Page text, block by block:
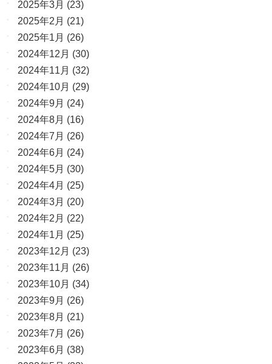
2025年3月 (23)
2025年2月 (21)
2025年1月 (26)
2024年12月 (30)
2024年11月 (32)
2024年10月 (29)
2024年9月 (24)
2024年8月 (16)
2024年7月 (26)
2024年6月 (24)
2024年5月 (30)
2024年4月 (25)
2024年3月 (20)
2024年2月 (22)
2024年1月 (25)
2023年12月 (23)
2023年11月 (26)
2023年10月 (34)
2023年9月 (26)
2023年8月 (21)
2023年7月 (26)
2023年6月 (38)